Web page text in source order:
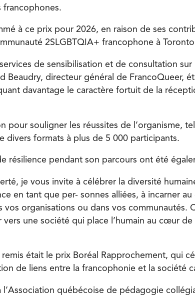
francophones.
à ce prix pour 2026, en raison de ses
2SLGBTQIA+ francophone à
de sensibilisation et de consultation
Beaudry, directeur général de FrancoQueer,
davantage le caractère fortuit de la
pour souligner les réussites de l’organisme,
divers formats à plus de 5 000 participants.
résilience pendant son parcours ont été
je vous invite à célébrer la diversité
en tant que per- sonnes alliées, à incarner
vos organisations ou dans vos communautés.
vers une société qui place l’humain au cœur de
était le prix Boréal Rapprochement, qui
de liens entre la francophonie et la société
québécoise de pédagogie